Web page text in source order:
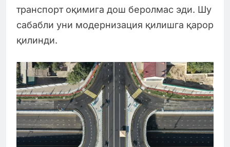
транспорт оқимига дош беролмас эди. Шу
сабабли уни модернизация қилишга қарор
қилинди.